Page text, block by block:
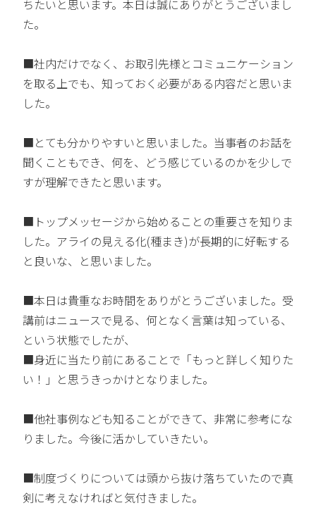
ちたいと思います。本日は誠にありがとうございまし
た。
■社内だけでなく、お取引先様とコミュニケーション
を取る上でも、知っておく必要がある内容だと思いま
した。
■とても分かりやすいと思いました。当事者のお話を
聞くこともでき、何を、どう感じているのかを少しで
すが理解できたと思います。
■トップメッセージから始めることの重要さを知りま
した。アライの見える化(種まき)が長期的に好転する
と良いな、と思いました。
■本日は貴重なお時間をありがとうございました。受
講前はニュースで見る、何となく言葉は知っている、
という状態でしたが、
■身近に当たり前にあることで「もっと詳しく知りた
い！」と思うきっかけとなりました。
■他社事例なども知ることができて、非常に参考にな
りました。今後に活かしていきたい。
■制度づくりについては頭から抜け落ちていたので真
剣に考えなければと気付きました。